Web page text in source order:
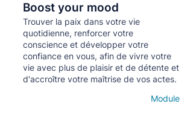
Boost your mood
Trouver la paix dans votre vie
quotidienne, renforcer votre
conscience et développer votre
confiance en vous, afin de vivre votre
vie avec plus de plaisir et de détente et
d'accroître votre maîtrise de vos actes.
Кнопка
Module